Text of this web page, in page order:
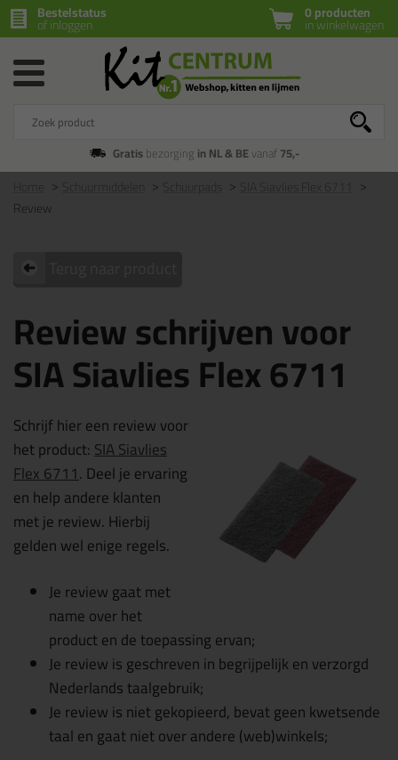
0 producten
in winkelwagen
Bestelstatus
of inloggen
Gratisbezorging in NL & BEvanaf75,-
Review
Review schrijven voor
SIA Siavlies Flex 6711
Schrijf hier een review voor
het product:SIA Siavlies
Flex 6711. Deel je ervaring
en help andere klanten
met je review. Hierbij
gelden wel enige regels.
Je review gaat met
name over het
product en de toepassing ervan;
Je review is geschreven in begrijpelijk en verzorgd
Nederlands taalgebruik;
Je review is niet gekopieerd, bevat geen kwetsende
taal en gaat niet over andere (web)winkels;